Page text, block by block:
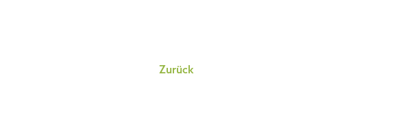
EventZurück